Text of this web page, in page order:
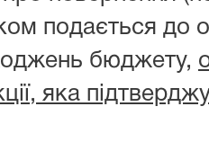
подається до
бюджету,
яка